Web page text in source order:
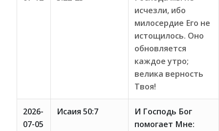
исчезли, ибо
милосердие Его не
истощилось. Оно
обновляется
каждое утро;
велика верность
Твоя!
2026-
07-05
Исаия 50:7
И Господь Бог
помогает Мне: